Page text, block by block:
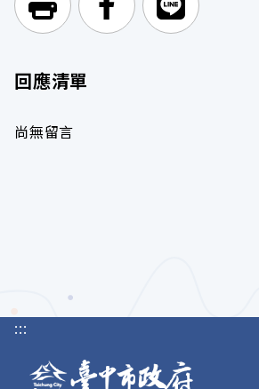
列印頁面
前往 前往
回應清單
尚無留言
:::